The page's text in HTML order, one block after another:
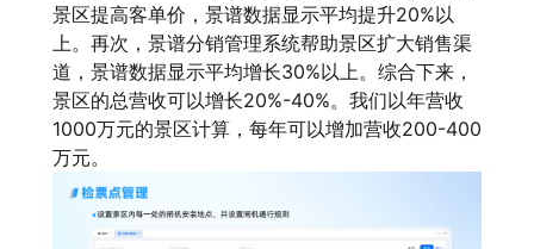
景区提高客单价，景谱数据显示平均提升20%以
上。再次，景谱分销管理系统帮助景区扩大销售渠
道，景谱数据显示平均增长30%以上。综合下来，
景区的总营收可以增长20%-40%。我们以年营收
1000万元的景区计算，每年可以增加营收200-400
万元。